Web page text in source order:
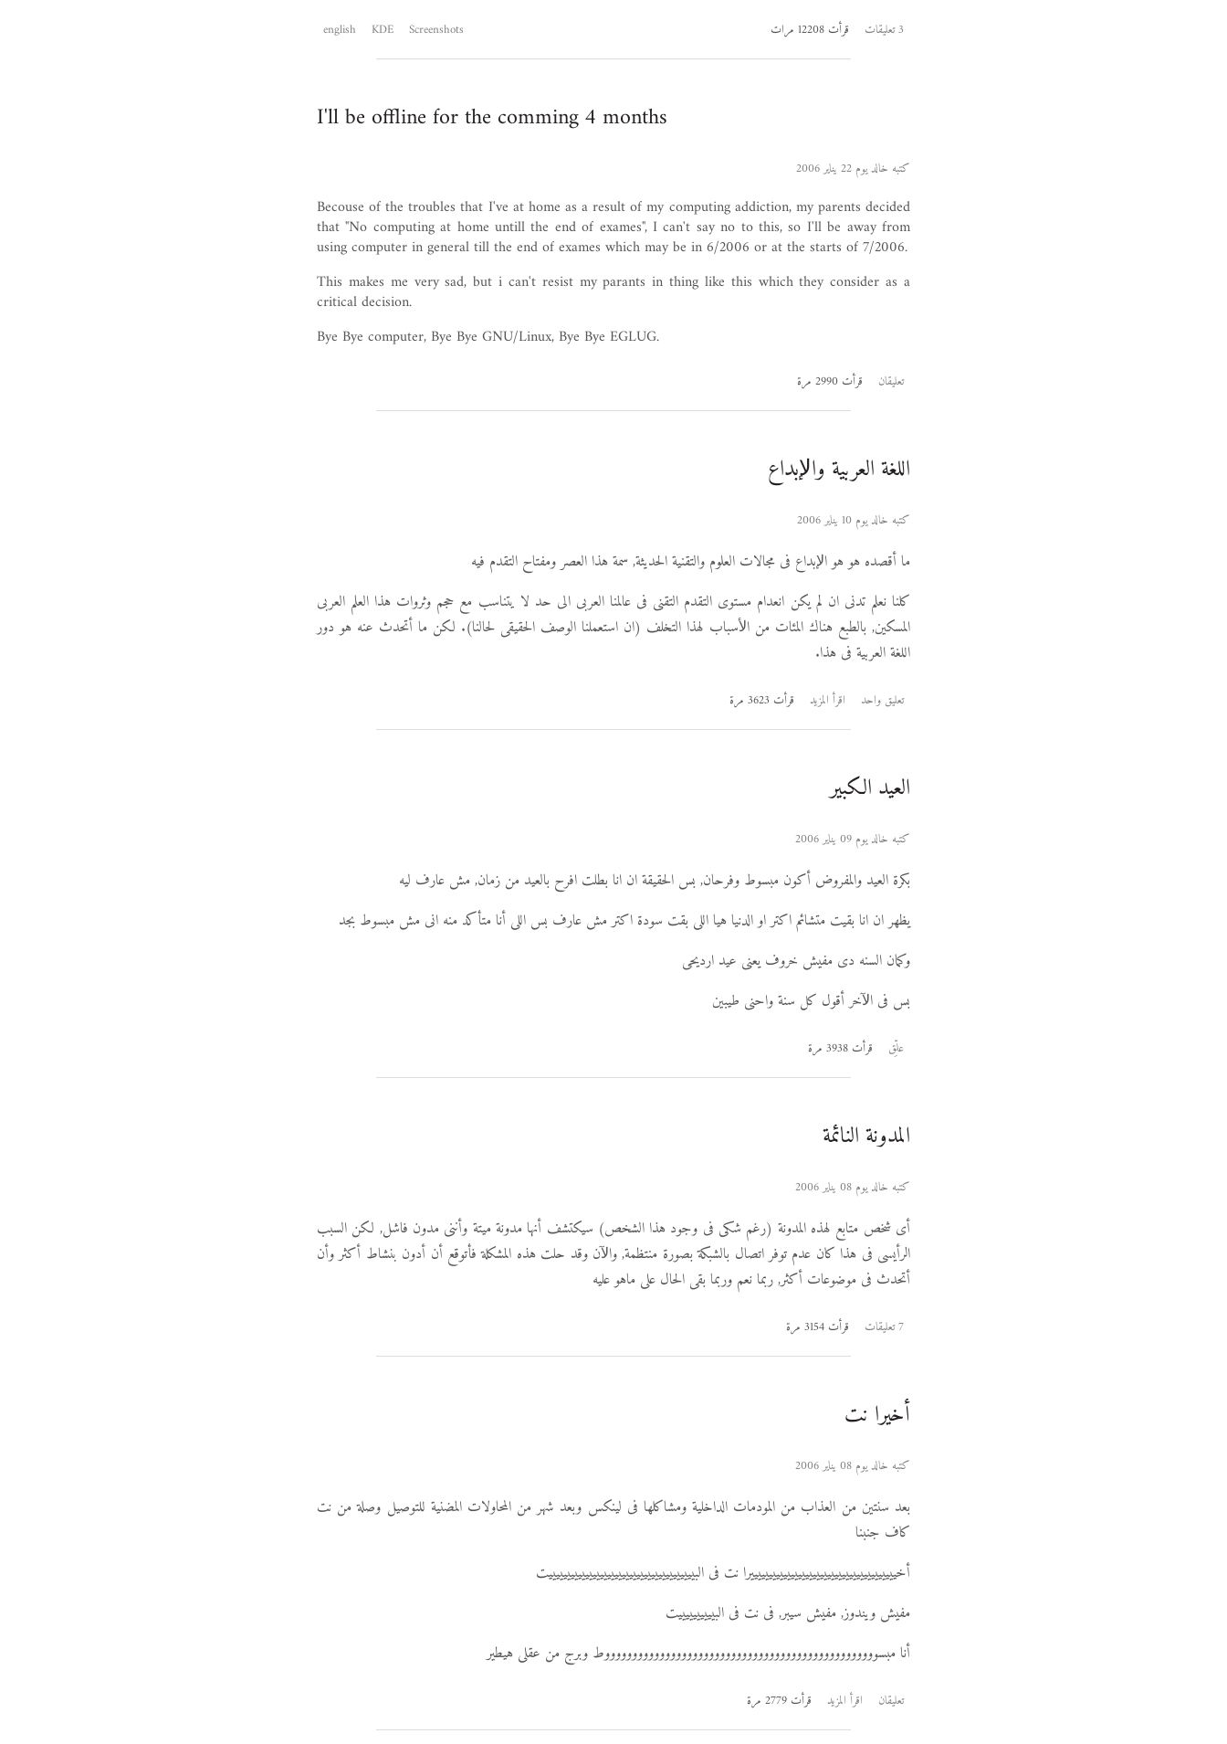
english KDE Screenshots 3 تعليقات قرأت 12208 مرات
I'll be offline for the comming 4 months
كتبه خالد يوم 22 يناير 2006
Becouse of the troubles that I've at home as a result of my computing addiction, my parents decided
that "No computing at home untill the end of exames", I can't say no to this, so I'll be away from
using computer in general till the end of exames which may be in 6/2006 or at the starts of 7/2006.
This makes me very sad, but i can't resist my parants in thing like this which they consider as a
critical decision.
Bye Bye computer, Bye Bye GNU/Linux, Bye Bye EGLUG.
تعليقان قرأت 2990 مرة
اللغة العربية واﻹبداع
كتبه خالد يوم 10 يناير 2006
ما أقصده هو هو اﻹبداع فى مجالات العلوم والتقنية الحديثة, سمة هذا العصر ومفتاح التقدم فيه
كلنا نعلم تدنى ان لم يكن انعدام مستوى التقدم التقنى فى عالمنا العربى الى حد لا يتناسب مع حجم وثروات هذا العلم العربى
المسكين, بالطبع هناك المئات من اﻷسباب لهذا التخلف (ان استعملنا الوصف الحقيقى لحالنا). لكن ما أتحدث عنه هو دور
اللغة العربية فى هذا.
تعليق واحد اقرأ المزيد قرأت 3623 مرة
العيد الكبير
كتبه خالد يوم 09 يناير 2006
بكرة العيد والمفروض أكون مبسوط وفرحان, بس الحقيقة ان انا بطلت افرح بالعيد من زمان, مش عارف ليه
يظهر ان انا بقيت متشائم اكتر او الدنيا هيا اللى بقت سودة اكتر مش عارف بس اللى أنا متأكد منه انى مش مبسوط بجد
وكمان السنه دى مفيش خروف يعنى عيد ارديحى
بس فى اﻵخر أقول كل سنة واحنى طيبين
علِّق قرأت 3938 مرة
المدونة النائمة
كتبه خالد يوم 08 يناير 2006
أى شخص متابع لهذه المدونة (رغم شكى فى وجود هذا الشخص) سيكتشف أنها مدونة ميتة وأننى مدون فاشل, لكن السبب
الرأيسى فى هذا كان عدم توفر اتصال بالشبكة بصورة منتظمة, واﻵن وقد حلت هذه المشكلة فأتوقع أن أدون بنشاط أكثر وأن
أتحدث فى موضوعات أكثر, ربما نعم وربما بقى الحال على ماهو عليه
7 تعليقات قرأت 3154 مرة
أخيرا نت
كتبه خالد يوم 08 يناير 2006
بعد سنتين من العذاب من المودمات الداخلية ومشاكلها فى لينكس وبعد شهر من المحاولات المضنية للتوصيل وصلة من نت
كاف جنبنا
أخييييييييييييييييييييييييييييييييييييييييرا نت فى البييييييييييييييييييييييييييييييييييييييييت
مفيش ويندوز, مفيش سيبر, فى نت فى البييييييييييت
أنا مبسووووووووووووووووووووووووووووووووووووووووووووووووووط وبرج من عقلى هيطير
تعليقان اقرأ المزيد قرأت 2779 مرة